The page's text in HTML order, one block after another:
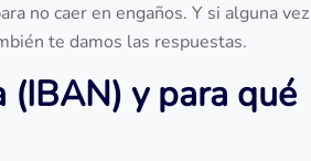
no caer en engaños. Y si alguna vez
te damos las respuestas.
(IBAN) y para qué